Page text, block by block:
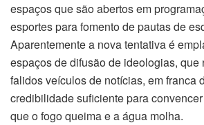
espaços que são abertos em
esportes para fomento de pautas de
Aparentemente a nova tentativa é
espaços de difusão de ideologias, que
falidos veículos de notícias, em franca
credibilidade suficiente para
que o fogo queima e a água molha.